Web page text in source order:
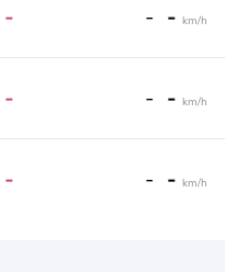
- - - km/h
- - - km/h
- - - km/h